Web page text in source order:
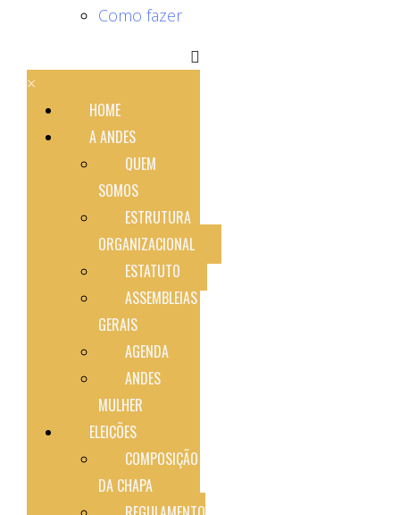
Como fazer
×
HOME
A ANDES
QUEM
SOMOS
ESTRUTURA
ORGANIZACIONAL
ESTATUTO
ASSEMBLEIAS
GERAIS
AGENDA
ANDES
MULHER
ELEIÇÕES
COMPOSIÇÃO
DA CHAPA